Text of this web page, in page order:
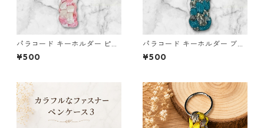
パラコード キーホルダー ピン
ク ホワイト 編み込み s27
¥500
パラコード キーホルダー ブル
ー グレー 編み込み s20
¥500